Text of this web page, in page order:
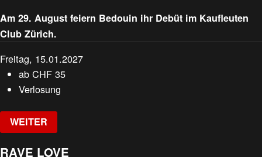
Am 29. August feiern Bedouin ihr Debüt im Kaufleuten
Club Zürich.
Freitag, 15.01.2027
abCHF 35
Verlosung
WEITER
RAVE LOVE